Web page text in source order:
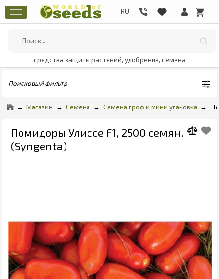
средства защиты растений, удобрения, семена
Поисковый фильтр
Магазин Семена Семена проф и мини упаковка
Помидоры Улиссе F1, 2500 семян.
(Syngenta)